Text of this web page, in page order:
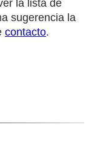
la lista de
sugerencia la
contacto.